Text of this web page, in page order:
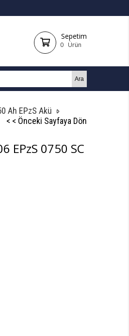
Sepetim
0 Ürün
Ah EPzS Akü
< < Önceki Sayfaya Dön
EPzS 0750 SC